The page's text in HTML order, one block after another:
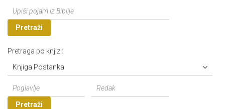
Pretraži
Pretraga po knjizi:
Knjiga Postanka
Pretraži